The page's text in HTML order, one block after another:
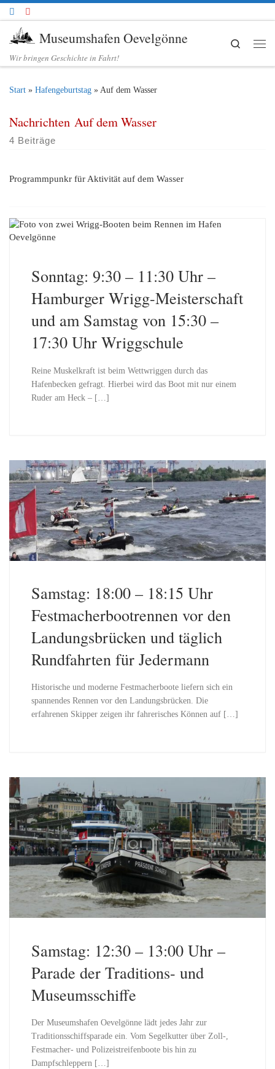
Zum Inhalt springen
Museumshafen Oevelgönne
Wir bringen Geschichte in Fahrt!
Search
Start » Hafengeburtstag » Auf dem Wasser
Nachrichten Auf dem Wasser
4 Beiträge
Programmpunkr für Aktivität auf dem Wasser
Sonntag: 9:30 – 11:30 Uhr –
Hamburger Wrigg-Meisterschaft
und am Samstag von 15:30 –
17:30 Uhr Wriggschule
Reine Muskelkraft ist beim Wettwriggen durch das
Hafenbecken gefragt. Hierbei wird das Boot mit nur einem
Ruder am Heck – […]
Samstag: 18:00 – 18:15 Uhr
Festmacherbootrennen vor den
Landungsbrücken und täglich
Rundfahrten für Jedermann
Historische und moderne Festmacherboote liefern sich ein
spannendes Rennen vor den Landungsbrücken. Die
erfahrenen Skipper zeigen ihr fahrerisches Können auf […]
Samstag: 12:30 – 13:00 Uhr –
Parade der Traditions- und
Museumsschiffe
Der Museumshafen Oevelgönne lädt jedes Jahr zur
Traditionsschiffsparade ein. Vom Segelkutter über Zoll-,
Festmacher- und Polizeistreifenboote bis hin zu
Dampfschleppern […]